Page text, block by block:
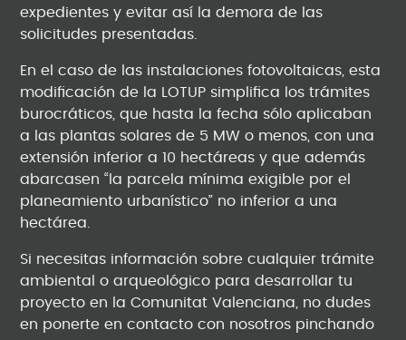
expedientes y evitar así la demora de las
solicitudes presentadas.
En el caso de las instalaciones fotovoltaicas, esta
modificación de la LOTUP simplifica los trámites
burocráticos, que hasta la fecha sólo aplicaban
a las plantas solares de 5 MW o menos, con una
extensión inferior a 10 hectáreas y que además
abarcasen “la parcela mínima exigible por el
planeamiento urbanístico” no inferior a una
hectárea.
Si necesitas información sobre cualquier trámite
ambiental o arqueológico para desarrollar tu
proyecto en la Comunitat Valenciana, no dudes
en ponerte en contacto con nosotros pinchando